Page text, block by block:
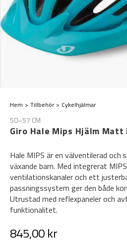
Hem Tillbehör Cykelhjälmar
50–57 CM
Giro Hale Mips Hjälm Matt
Hale MIPS är en välventilerad och
växande barn. Med integrerat
ventilationskanaler och ett
passningssystem ger den både
Utrustad med reflexpaneler och
funktionalitet.
845,00 kr